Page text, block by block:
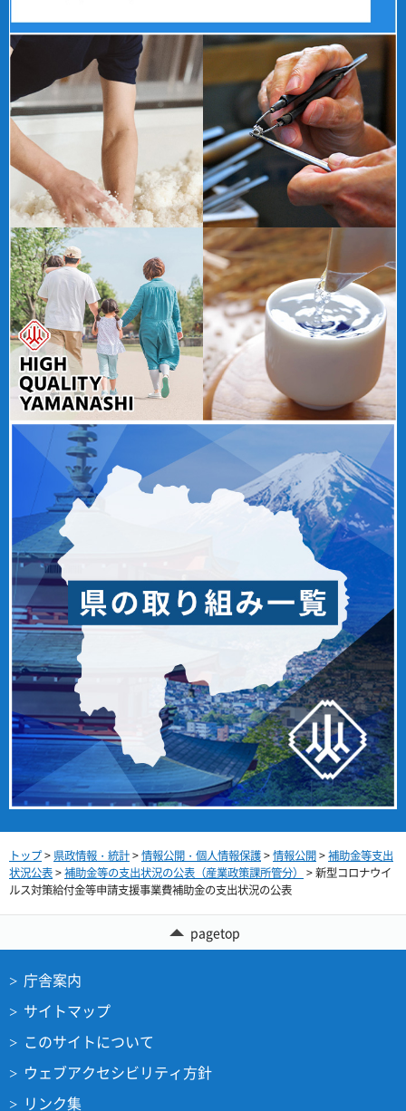
トップ> 県政情報・統計>情報公開・個人情報保護>情報公開>補助金等支出
状況公表>補助金等の支出状況の公表（産業政策課所管分）
> 新型コロナウイ
ルス対策給付金等申請支援事業費補助金の支出状況の公表
pagetop
庁舎案内
サイトマップ
このサイトについて
ウェブアクセシビリティ方針
リンク集